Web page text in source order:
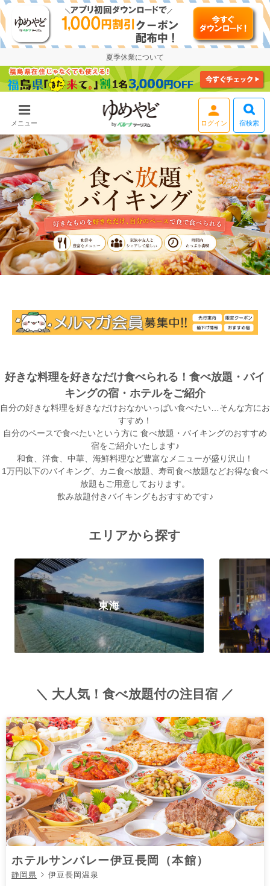
夏季休業について
メニュー 会員登録 宿検索
好きな料理を好きなだけ食べられる！食べ放題・バイ
キングの宿・ホテルをご紹介
自分の好きな料理を好きなだけおなかいっぱい食べたい…そんな方にお
すすめ！
自分のペースで食べたいという方に 食べ放題・バイキングのおすすめ
宿をご紹介いたします♪
和食、洋食、中華、海鮮料理など豊富なメニューが盛り沢山！
1万円以下のバイキング、カニ食べ放題、寿司食べ放題などお得な食べ
放題もご用意しております。
飲み放題付きバイキングもおすすめです♪
エリアから探す
東海
＼ 大人気！食べ放題付の注目宿 ／
ホテルサンバレー伊豆長岡（本館）
静岡県 伊豆長岡温泉